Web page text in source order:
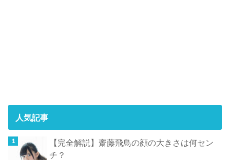
人気記事
【完全解説】齋藤飛鳥の顔の大きさは何セン
チ？